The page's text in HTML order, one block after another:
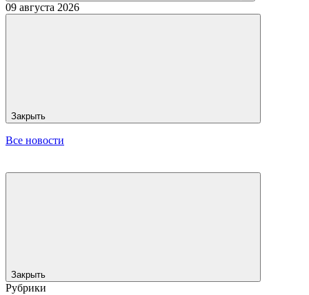
09 августа 2026
Закрыть
Все новости
Закрыть
Рубрики